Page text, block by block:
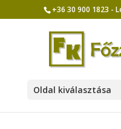
+36 30 900 1823 -
Oldal kiválasztása